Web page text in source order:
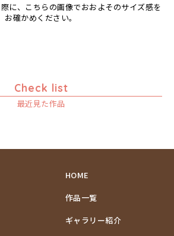
に、こちらの画像でおおよそのサイズ感を
お確かめください。
Check list
最近見た作品
HOME
作品一覧
ギャラリー紹介